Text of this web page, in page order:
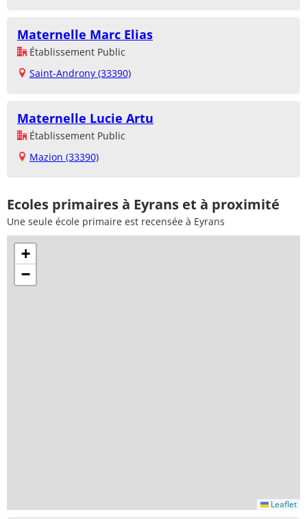
Maternelle Marc Elias
Établissement Public
Saint-Androny (33390)
Maternelle Lucie Artu
Établissement Public
Mazion (33390)
Ecoles primaires à Eyrans et à proximité
Une seule école primaire est recensée à Eyrans
+
−
Leaflet